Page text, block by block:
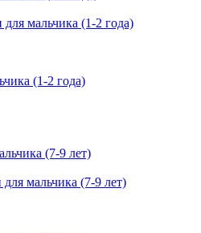
мальчика (1-2 года)
(1-2 года)
мальчика (7-9 лет)